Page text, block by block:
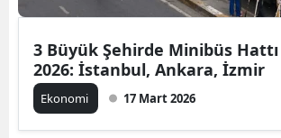
3 Büyük Şehirde Minibüs Hattı
2026: İstanbul, Ankara, İzmir
Ekonomi 17 Mart 2026